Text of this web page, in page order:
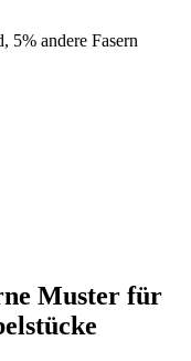
5% andere Fasern
Muster für